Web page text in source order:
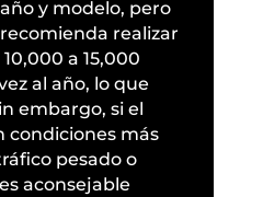
y modelo, pero
realizar
a 15,000
al año, lo que
embargo, si el
condiciones más
pesado o
aconsejable